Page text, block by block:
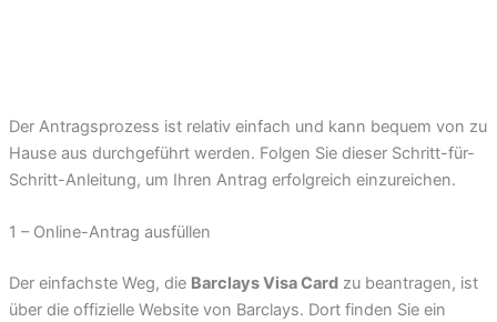
Der Antragsprozess ist relativ einfach und kann bequem von zu
Hause aus durchgeführt werden. Folgen Sie dieser Schritt-für-
Schritt-Anleitung, um Ihren Antrag erfolgreich einzureichen.
1 – Online-Antrag ausfüllen
Der einfachste Weg, die Barclays Visa Cardzu beantragen, ist
über die offizielle Website von Barclays. Dort finden Sie ein